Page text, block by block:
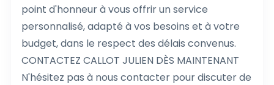
point d'honneur à vous offrir un service
personnalisé, adapté à vos besoins et à votre
budget, dans le respect des délais convenus.
CONTACTEZ CALLOT JULIEN DÈS MAINTENANT
N'hésitez pas à nous contacter pour discuter de